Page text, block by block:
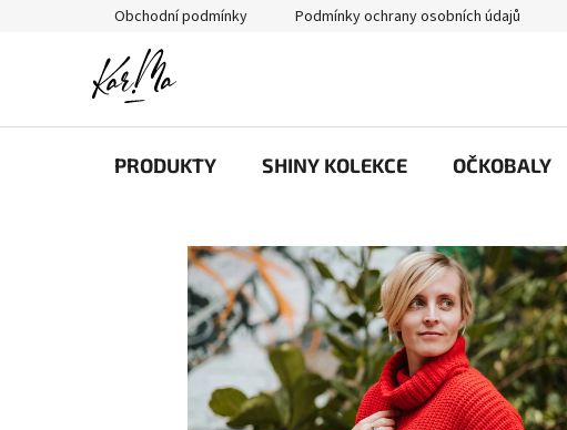
Obchodní podmínky Podmínky ochrany osobních údajů
PRODUKTY SHINY KOLEKCE OČKOBALY